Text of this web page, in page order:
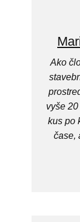
Ako
vyše
kus po
čase,